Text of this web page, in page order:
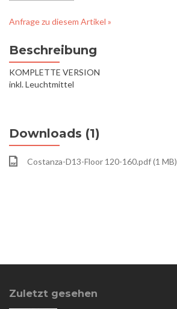
Anfrage zu diesem Artikel »
Beschreibung
KOMPLETTE VERSION
inkl. Leuchtmittel
Downloads (1)
Costanza-D13-Floor 120-160.pdf (1 MB)
Zuletzt gesehen